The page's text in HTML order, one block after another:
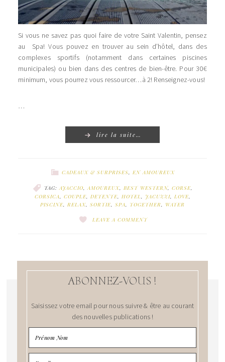
Si vous ne savez pas quoi faire de votre Saint Valentin, pensez
au Spa! Vous pouvez en trouver au sein d’hôtel, dans des
complexes sportifs (notamment dans certaines piscines
municipales) ou bien dans des centres de bien-être. Pour 30€
minimum, vous pourrez vous ressourcer…à 2! Renseignez-vous!
…
lire la suite…
CADEAUX & SURPRISES, EN AMOUREUX
TAG:AJACCIO,AMOUREUX, BEST WESTERN, CORSE,
CORSICA, COUPLE, DETENTE, HOTEL, JACUZZI, LOVE,
PISCINE, RELAX, SORTIE, SPA, TOGETHER, WATER
LEAVE A COMMENT
ABONNEZ-VOUS !
Saisissez votre email pour nous suivre & être au courant
des nouvelles publications !